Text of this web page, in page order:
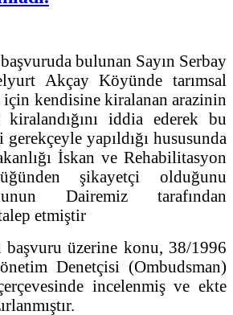
bulunan Sayın Serbay
Akçay Köyünde tarımsal
için kendisine kiralanan arazinin
iddia ederek bu
yapıldığı hususunda
İskan ve Rehabilitasyon
şikayetçi olduğunu
Dairemiz tarafından
talep etmiştir
üzerine konu, 38/1996
Denetçisi (Ombudsman)
incelenmiş ve ekte